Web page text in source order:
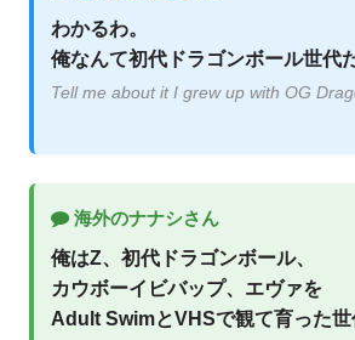
わかるわ。
俺なんて初代ドラゴンボール世代
Tell me about it I grew up with OG
海外のナナシさん
俺はZ、初代ドラゴンボール、
カウボーイビバップ、エヴァを
Adult SwimとVHSで観て育った